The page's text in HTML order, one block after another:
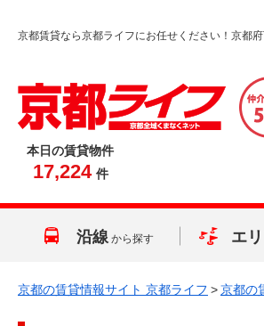
京都賃貸なら京都ライフにお任せください！京都
本日の賃貸物件
17,224 件
沿線 から探す エ
京都の賃貸情報サイト 京都ライフ >京都の